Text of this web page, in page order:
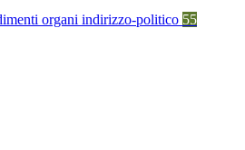
organi indirizzo-politico 55